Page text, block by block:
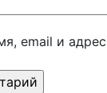
email и